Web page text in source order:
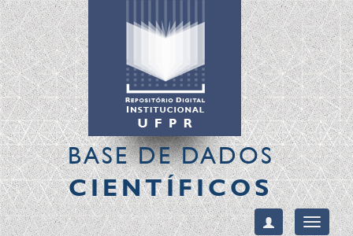
BASE DE DADOS
CIENTÍFICOS
Toggle